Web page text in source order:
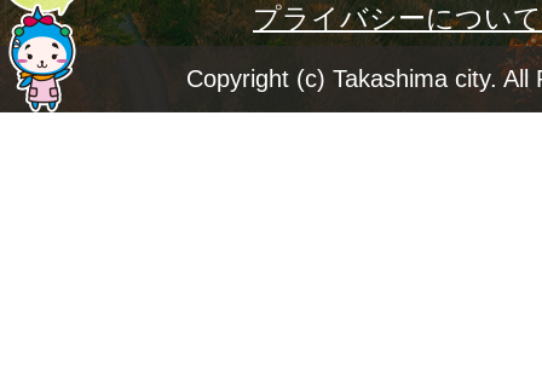
ー
ジ
プライバシーについて
Copyright (c) Takashima city. All